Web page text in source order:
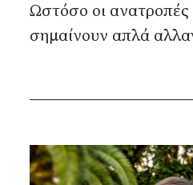
Ωστόσο οι ανατροπές
σημαίνουν απλά